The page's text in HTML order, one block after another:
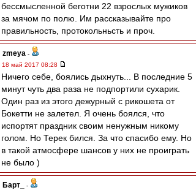
бессмысленной беготни 22 взрослых мужиков
за мячом по полю. Им рассказывайте про
правильность, протокольньсть и проч.
zmeya -
18 май 2017 08:28
Ничего себе, боялись дыхнуть... В последние 5
минут чуть два раза не подпортили сухарик.
Один раз из этого дежурный с рикошета от
Бокетти не залетел. Я очень боялся, что
испортят праздник своим ненужным никому
голом. Но Терек бился. За что спасибо ему. Но
в такой атмосфере шансов у них не проиграть
не было )
Барт_
-